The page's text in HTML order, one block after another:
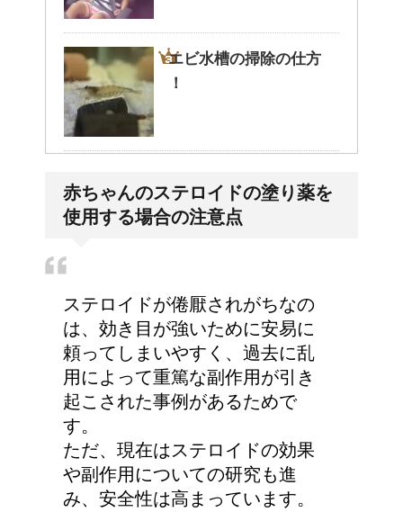
エビ水槽の掃除の仕方
！
について
顔にできた脂肪の粒は何
者？原因と対策
詳しく知りたい！イギリ
ス式の食事マナー
赤ちゃんのステロイドの塗り薬を
使用する場合の注意点
ステロイドが倦厭されがちなの
は、効き目が強いために安易に
頼ってしまいやすく、過去に乱
用によって重篤な副作用が引き
起こされた事例があるためで
す。
ただ、現在はステロイドの効果
や副作用についての研究も進
み、安全性は高まっています。